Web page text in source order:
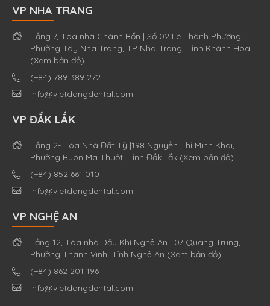
VP NHA TRANG
Tầng 7, Tòa nhà Chánh Bổn | Số 02 Lê Thành Phương,
Phường Tây Nha Trang, TP Nha Trang, Tỉnh Khánh Hòa
(Xem bản đồ)
(+84) 789 389 272
info@vietdangdental.com
VP ĐẮK LẮK
Tầng 2- Tòa Nhà Đất Tỷ |198 Nguyễn Thị Minh Khai,
Phường Buôn Ma Thuột, Tỉnh Đắk Lắk (Xem bản đồ)
(+84) 852 661 010
info@vietdangdental.com
VP NGHỆ AN
Tầng 12, Tòa nhà Dầu Khí Nghệ An | 07 Quang Trung,
Phường Thành Vinh, Tỉnh Nghệ An (Xem bản đồ)
(+84) 862 201 196
info@vietdangdental.com